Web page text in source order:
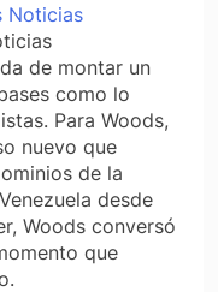
de montar un
como lo
Para Woods,
nuevo que
de la
desde
Woods conversó
que